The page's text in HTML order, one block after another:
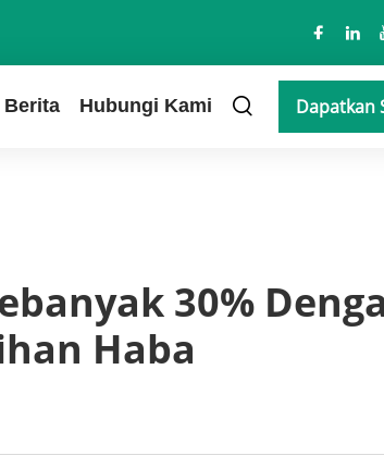
Berita Hubungi Kami Dapatkan
30%
Haba